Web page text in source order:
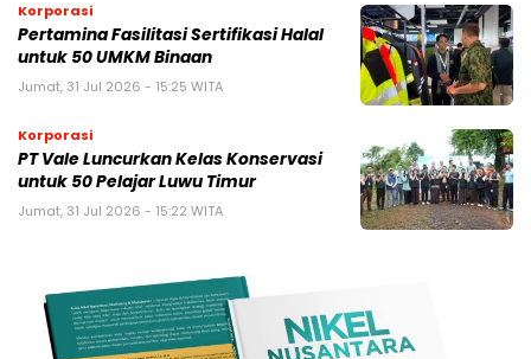
Korporasi
Pertamina Fasilitasi Sertifikasi Halal
untuk 50 UMKM Binaan
Jumat, 31 Jul 2026 - 15:25 WITA
Korporasi
PT Vale Luncurkan Kelas Konservasi
untuk 50 Pelajar Luwu Timur
Jumat, 31 Jul 2026 - 15:22 WITA